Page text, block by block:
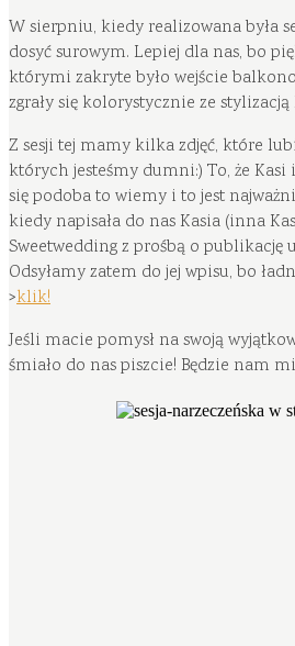
W sierpniu, kiedy realizowana była
dosyć surowym. Lepiej dla nas, bo
którymi zakryte było wejście
zgrały się kolorystycznie ze stylizacją
Z sesji tej mamy kilka zdjęć, które
których jesteśmy dumni:) To, że Kasi
się podoba to wiemy i to jest
kiedy napisała do nas Kasia (inna
Sweetwedding z prośbą o publikację
Odsyłamy zatem do jej wpisu, bo
>klik!
Jeśli macie pomysł na swoją
śmiało do nas piszcie! Będzie nam